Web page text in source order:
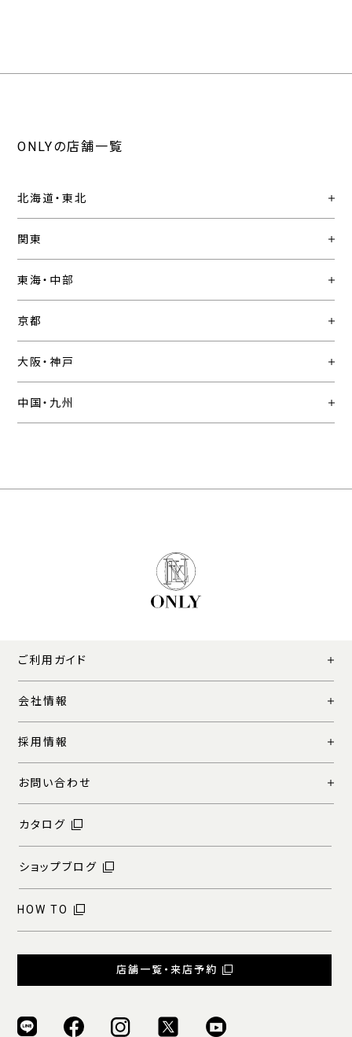
ONLYの店舗一覧
北海道・東北
関東
東海・中部
京都
大阪・神戸
中国・九州
ご利用ガイド
会社情報
採用情報
お問い合わせ
カタログ
ショップブログ
HOW TO
店舗一覧・来店予約